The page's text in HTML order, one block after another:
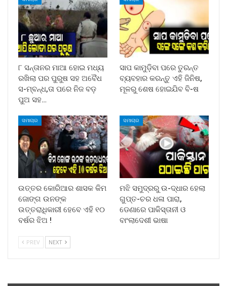
୮ ସନ୍ତାନର ମାଆ ହୋଇ ମଧ୍ୟ
ରଖିଲା ପର ପୁରୁଷ ସହ ଅବୈଧ
ସ-ମ୍ବନ୍ଧ,ତା ପରେ ନିଜ ବଡ଼
ପୁଅ ସହ…
ସାପ କାମୁଡ଼ିବା ପରେ ତୁରନ୍ତ
ବ୍ୟବହାର କରନ୍ତୁ ଏହି ଜିନିଷ,
ମୂଳରୁ ଶେଷ ହୋଇଯିବ ବି-ଷ
ସମାଚାର
ଉତ୍ତର କୋରିଆର ଶାସକ କିମ
ଜୋଙ୍ଗ ଉନଙ୍କ
ଉତ୍ତରାଧିକାରୀ ହେବେ ଏହି ୧୦
ବର୍ଷର ଝିଅ !
ସମାଚାର
ମଝି ସମୁଦ୍ରରୁ ଉ-ଦ୍ଧାର ହେଲା
ଗୁପ୍ତ-ଚର ଧଳା ପାରା,
ଡେଣାରେ ପାକିସ୍ତାନୀ ଓ
ବାଂଲାଦେଶୀ ଭାଷା
PREV NEXT